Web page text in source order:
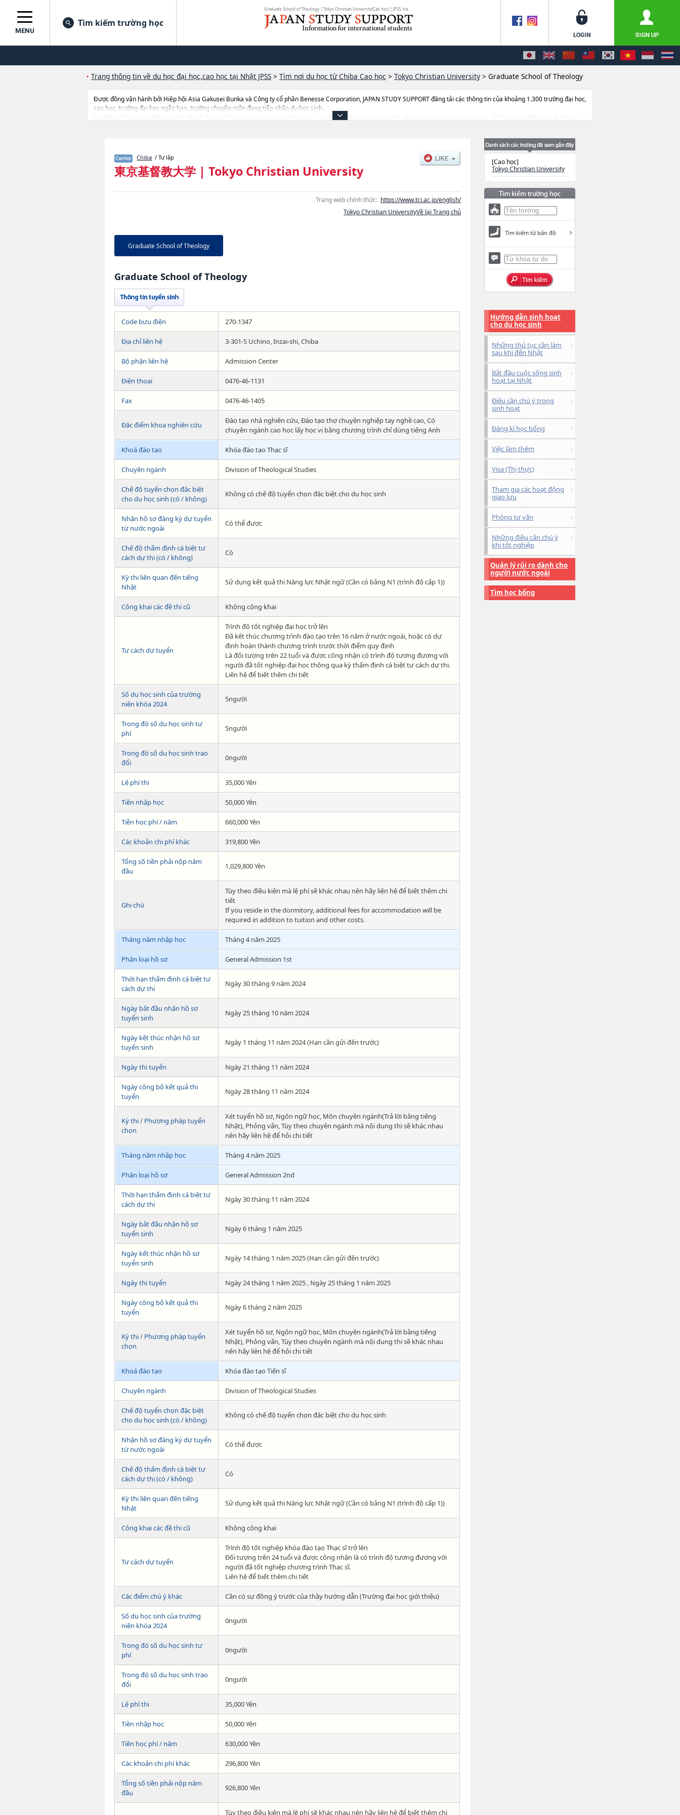
Graduate School of Theology | Tokyo Christian University(Cao học) | JPSS, tra...
MENU
Tìm kiếm trường học
Trang thông tin về du học đại học,cao học tại Nhật JPSS > Tìm nơi du học từ Chiba Cao học > Tokyo Christian University > Graduate School of Theology
Được đồng vận hành bởi Hiệp hội Asia Gakusei Bunka và Công ty cổ phần Benesse Corporation, JAPAN STUDY SUPPORT đăng tải các thông tin của khoảng 1.300 trường đại học,
cao học, trường đại học ngắn hạn, trường chuyên môn đang tiếp nhận du học sinh.
Tại đây có đăng các thông tin chi tiết về Tokyo Christian University, và thông tin cần thiết dành cho du học sinh, như là về các Graduate School of Theology, thông tin về từng
Chiba / Tư lập
東京基督教大学 | Tokyo Christian University
Trang web chính thức: https://www.tci.ac.jp/english/
Tokyo Christian UniversityVề lại Trang chủ
Graduate School of Theology
Graduate School of Theology
Code bưu điện 270-1347
Địa chỉ liên hệ 3-301-5 Uchino, Inzai-shi, Chiba
Bộ phận liên hệ Admission Center
Điện thoại 0476-46-1131
Fax 0476-46-1405
Đặc điểm khoa nghiên cứu
Đào tạo nhà nghiên cứu, Đào tạo thợ chuyên nghiệp tay nghề cao, Có
chuyên ngành cao học lấy học vị bằng chương trình chỉ dùng tiếng Anh
Khoá đào tạo Khóa đào tạo Thạc sĩ
Chuyên ngành Division of Theological Studies
Chế độ tuyển chọn đăc biệt
cho du học sinh (có / không)
Không có chế độ tuyển chọn đăc biệt cho du học sinh
Nhận hồ sơ đăng ký dự tuyển
từ nước ngoài
Có thể được
Chế độ thẩm định cá biệt tư
cách dự thi (có / không)
Có
Kỳ thi liên quan đến tiếng
Nhật
Sử dụng kết quả thi Năng lực Nhật ngữ (Cần có bằng N1 (trình độ cấp 1))
Công khai các đề thi cũ Không công khai
Tư cách dự tuyển
Trình độ tốt nghiệp đại học trở lên
Đã kết thúc chương trình đào tạo trên 16 năm ở nước ngoài, hoặc có dự
định hoàn thành chương trình trước thời điểm quy định
Là đối tượng trên 22 tuổi và được công nhận có trình độ tương đương với
người đã tốt nghiệp đại học thông qua kỳ thẩm định cá biệt tư cách dự thi.
Liên hệ để biết thêm chi tiết
Số du học sinh của trường
niên khóa 2024
5người
Trong đó số du học sinh tư
phí
5người
Trong đó số du học sinh trao
đổi
0người
Lệ phí thi 35,000 Yên
Tiền nhập học 50,000 Yên
Tiền học phí / năm 660,000 Yên
Các khoản chi phí khác 319,800 Yên
Tổng số tiền phải nộp năm
đầu
1,029,800 Yên
Ghi chú
Tùy theo điều kiện mà lệ phí sẽ khác nhau nên hãy liện hệ để biết thêm chi
tiết
If you reside in the dormitory, additional fees for accommodation will be
required in addition to tuition and other costs.
Tháng năm nhập học Tháng 4 năm 2025
Phân loại hồ sơ General Admission 1st
Thời hạn thẩm định cá biệt tư
cách dự thi
Ngày 30 tháng 9 năm 2024
Ngày bắt đầu nhận hồ sơ
tuyển sinh
Ngày 25 tháng 10 năm 2024
Ngày kết thúc nhận hồ sơ
tuyển sinh
Ngày 1 tháng 11 năm 2024 (Hạn cần gửi đến trước)
Ngày thi tuyển Ngày 21 tháng 11 năm 2024
Ngày công bố kết quả thi
tuyển
Ngày 28 tháng 11 năm 2024
Kỳ thi / Phương pháp tuyển
chọn
Xét tuyển hồ sơ, Ngôn ngữ học, Môn chuyên ngành(Trả lời bằng tiếng
Nhật), Phỏng vấn, Tùy theo chuyên ngành mà nội dung thi sẽ khác nhau
nên hãy liên hệ để hỏi chi tiết
Tháng năm nhập học Tháng 4 năm 2025
Phân loại hồ sơ General Admission 2nd
Thời hạn thẩm định cá biệt tư
cách dự thi
Ngày 30 tháng 11 năm 2024
Ngày bắt đầu nhận hồ sơ
tuyển sinh
Ngày 6 tháng 1 năm 2025
Ngày kết thúc nhận hồ sơ
tuyển sinh
Ngày 14 tháng 1 năm 2025 (Hạn cần gửi đến trước)
Ngày thi tuyển Ngày 24 tháng 1 năm 2025 , Ngày 25 tháng 1 năm 2025
Ngày công bố kết quả thi
tuyển
Ngày 6 tháng 2 năm 2025
Kỳ thi / Phương pháp tuyển
chọn
Xét tuyển hồ sơ, Ngôn ngữ học, Môn chuyên ngành(Trả lời bằng tiếng
Nhật), Phỏng vấn, Tùy theo chuyên ngành mà nội dung thi sẽ khác nhau
nên hãy liên hệ để hỏi chi tiết
Khoá đào tạo Khóa đào tạo Tiến sĩ
Chuyên ngành Division of Theological Studies
Chế độ tuyển chọn đăc biệt
cho du học sinh (có / không)
Không có chế độ tuyển chọn đăc biệt cho du học sinh
Nhận hồ sơ đăng ký dự tuyển
từ nước ngoài
Có thể được
Chế độ thẩm định cá biệt tư
cách dự thi (có / không)
Có
Kỳ thi liên quan đến tiếng
Nhật
Sử dụng kết quả thi Năng lực Nhật ngữ (Cần có bằng N1 (trình độ cấp 1))
Công khai các đề thi cũ Không công khai
Tư cách dự tuyển
Trình độ tốt nghiệp khóa đào tạo Thạc sĩ trở lên
Đối tượng trên 24 tuổi và được công nhận là có trình độ tương đương với
người đã tốt nghiệp chương trình Thạc sĩ.
Liên hệ để biết thêm chi tiết
Các điểm chú ý khác Cần có sự đồng ý trước của thầy hướng dẫn (Trường đại học giới thiệu)
Số du học sinh của trường
niên khóa 2024
0người
Trong đó số du học sinh tư
phí
0người
Trong đó số du học sinh trao
đổi
0người
Lệ phí thi 35,000 Yên
Tiền nhập học 50,000 Yên
Tiền học phí / năm 630,000 Yên
Các khoản chi phí khác 296,800 Yên
Tổng số tiền phải nộp năm
đầu
926,800 Yên
Tùy theo điều kiện mà lệ phí sẽ khác nhau nên hãy liện hệ để biết thêm chi
[Cao học]
Tokyo Christian University
Tìm kiếm từ bản đồ
Hướng dẫn sinh hoạt
cho du học sinh
Những thủ tục cần làm
sau khi đến Nhật
Bắt đầu cuộc sống sinh
hoạt tại Nhật
Điều cần chú ý trong
sinh hoạt
Đăng kí học bổng
Việc làm thêm
Visa (Thị thực)
Tham gia các hoạt động
giao lưu
Phòng tư vấn
Những điều cần chú ý
khi tốt nghiệp
Quản lý rủi ro dành cho
người nước ngoài
Tìm học bổng